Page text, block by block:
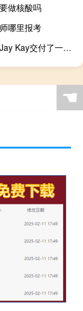
做核酸吗
哪里报考
车评头条：Jay Kay交付了一辆Kermit Green Ferrari LaFerrari
☚